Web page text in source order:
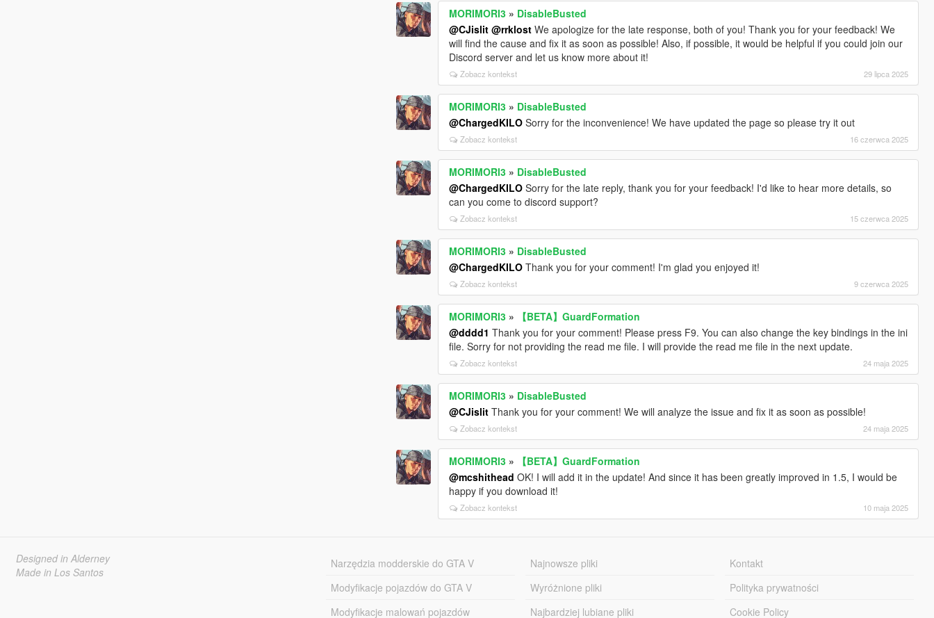
MORIMORI3 » DisableBusted
@CJislit @rrklost We apologize for the late response, both of you! Thank you for your feedback! We
will find the cause and fix it as soon as possible! Also, if possible, it would be helpful if you could join our
Discord server and let us know more about it!
Zobacz kontekst 29 lipca 2025
MORIMORI3 » DisableBusted
@ChargedKILO Sorry for the inconvenience! We have updated the page so please try it out
Zobacz kontekst 16 czerwca 2025
MORIMORI3 » DisableBusted
@ChargedKILO Sorry for the late reply, thank you for your feedback! I'd like to hear more details, so
can you come to discord support?
Zobacz kontekst 15 czerwca 2025
MORIMORI3 » DisableBusted
@ChargedKILO Thank you for your comment! I'm glad you enjoyed it!
Zobacz kontekst 9 czerwca 2025
MORIMORI3 »
【BETA】GuardFormation
@dddd1 Thank you for your comment! Please press F9. You can also change the key bindings in the ini
file. Sorry for not providing the read me file. I will provide the read me file in the next update.
Zobacz kontekst 24 maja 2025
MORIMORI3 » DisableBusted
@CJislit Thank you for your comment! We will analyze the issue and fix it as soon as possible!
Zobacz kontekst 24 maja 2025
MORIMORI3 »
【BETA】GuardFormation
@mcshithead OK! I will add it in the update! And since it has been greatly improved in 1.5, I would be
happy if you download it!
Zobacz kontekst 10 maja 2025
Designed in Alderney
Made in Los Santos
Narzędzia modderskie do GTA V
Modyfikacje pojazdów do GTA V
Modyfikacje malowań pojazdów
Najnowsze pliki
Wyróżnione pliki
Najbardziej lubiane pliki
Kontakt
Polityka prywatności
Cookie Policy